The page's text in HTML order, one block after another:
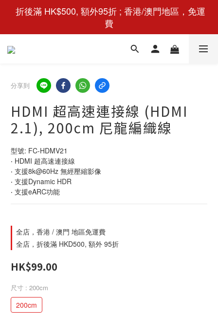
費
分享到
HDMI 超高速連接線 (HDMI
2.1), 200cm 尼龍編織線
型號: FC-HDMV21
‧ HDMI 超高速連接線
‧ 支援8k@60Hz 無經壓縮影像
‧ 支援Dynamic HDR
‧ 支援eARC功能
全店，香港 / 澳門 地區免運費
全店，折後滿 HKD500, 額外 95折
HK$99.00
尺寸 : 200cm
200cm